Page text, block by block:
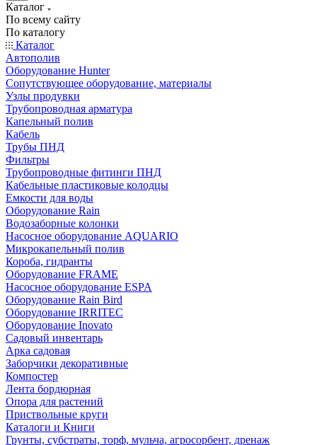
Каталог
По всему сайту
По каталогу
Каталог
Автополив
Оборудование Hunter
Сопутствующее оборудование, материалы
Узлы продувки
Трубопроводная арматура
Капельный полив
Кабель
Трубы ПНД
Фильтры
Трубопроводные фитинги ПНД
Кабельные пластиковые колодцы
Емкости для воды
Оборудование Rain
Водозаборные колонки
Насосное оборудование AQUARIO
Микрокапельный полив
Короба, гидранты
Оборудование FRAME
Насосное оборудование ESPA
Оборудование Rain Bird
Оборудование IRRITEC
Оборудование Inovato
Садовый инвентарь
Арка садовая
Заборчики декоративные
Компостер
Лента бордюрная
Опора для растений
Приствольные круги
Каталоги и Книги
Грунты, субстраты, торф, мульча, агросорбент, дренаж